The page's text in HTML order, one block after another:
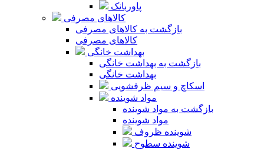
پاوربانک
کالاهای مصرفی
بازگشت به کالاهای مصرفی
کالاهای مصرفی
بهداشت خانگی
بازگشت به بهداشت خانگی
بهداشت خانگی
اسکاچ و سیم ظرفشویی
مواد شوینده
بازگشت به مواد شوینده
مواد شوینده
شوینده ظروف
شوینده سطوح